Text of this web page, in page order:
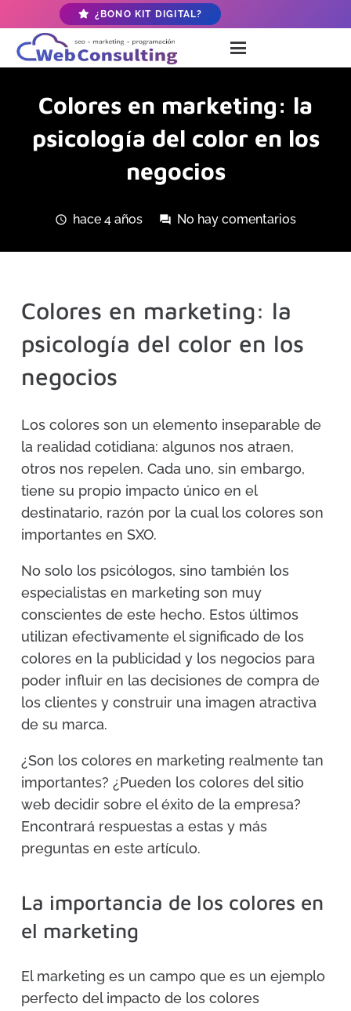
¿BONO KIT DIGITAL?
Colores en marketing: la
psicología del color en los
negocios
schedule hace 4 años forum No hay comentarios
Colores en marketing: la
psicología del color en los
negocios
Los colores son un elemento inseparable de
la realidad cotidiana: algunos nos atraen,
otros nos repelen. Cada uno, sin embargo,
tiene su propio impacto único en el
destinatario, razón por la cual los colores son
importantes en SXO.
No solo los psicólogos, sino también los
especialistas en marketing son muy
conscientes de este hecho. Estos últimos
utilizan efectivamente el significado de los
colores en la publicidad y los negocios para
poder influir en las decisiones de compra de
los clientes y construir una imagen atractiva
de su marca.
¿Son los colores en marketing realmente tan
importantes? ¿Pueden los colores del sitio
web decidir sobre el éxito de la empresa?
Encontrará respuestas a estas y más
preguntas en este artículo.
La importancia de los colores en
el marketing
El marketing es un campo que es un ejemplo
perfecto del impacto de los colores